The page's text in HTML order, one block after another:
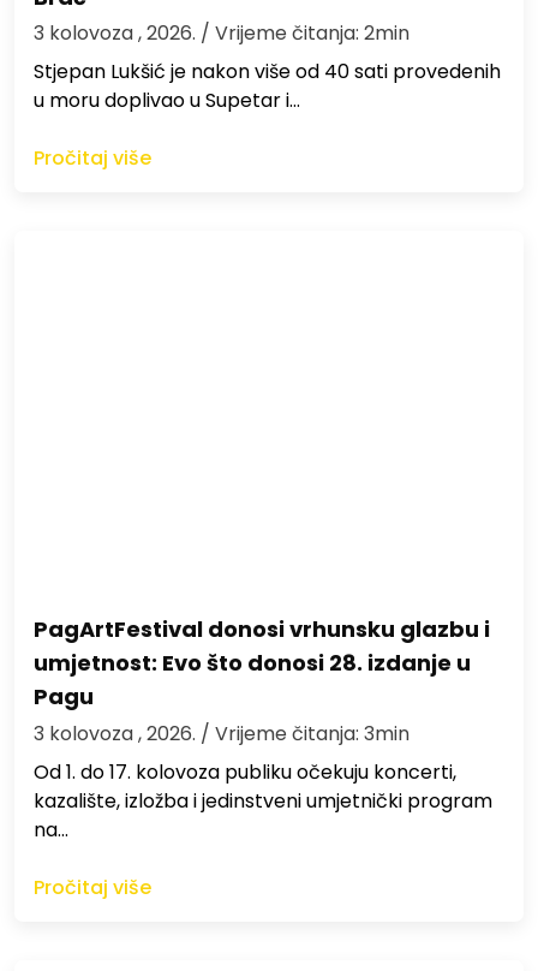
3 kolovoza , 2026. / Vrijeme čitanja: 2min
St​jepan Lukšić je nakon više od 40 sati provedenih
u moru doplivao u Supetar i…
Pročitaj više
PagArtFestival donosi vrhunsku glazbu i
umjetnost: Evo što donosi 28. izdanje u
Pagu
3 kolovoza , 2026. / Vrijeme čitanja: 3min
Od 1. do 17. kolovoza publiku očekuju koncerti,
kazalište, izložba i jedinstveni umjetnički program
na…
Pročitaj više